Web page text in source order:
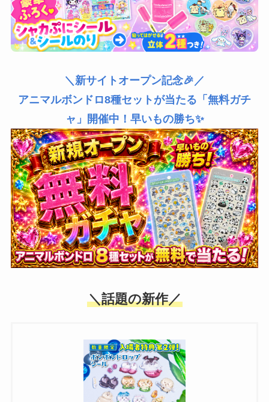
＼新サイトオープン記念🎉／
アニマルボンドロ8種セットが当たる「無料ガチ
ャ」開催中！早いもの勝ち✨
＼話題の新作／